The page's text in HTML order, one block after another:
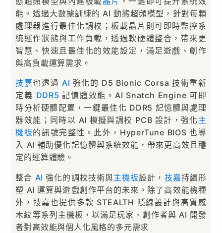
能。透過大數據訓練的 AI 動態超頻模型，針對每顆
處理器進行最佳化調校；板載晶片則可即時監控系
統運作狀態與工作負載，透過軟硬體整合，帶來更
智慧、快速且最佳化的效能設定，滿足遊戲、創作
與高負載運算需求。
技嘉也透過 AI 強化的 D5 Bionic Corsa 技術重新
定義 DDR5 記憶體效能。AI Snatch Engine 可即
時分析硬體配置，一鍵最佳化 DDR5 記憶體與處理
器效能；同時以 AI 模擬與調校 PCB 設計，強化 主
機板的訊號完整性。此外，HyperTune BIOS 也導
入 AI 輔助優化記憶體與系統效能，帶來更高效且穩
定的運算體驗。
整合 AI 強化的調校技術與主機板設計， 技嘉持續形
塑 AI 運算與遊戲創作平台的未來。除了高效能機種
外，技嘉也提供多款 STEALTH 隱線設計與高質感
木紋等系列主機板，以滿足玩家、創作者與 AI 開發
者對高效能與個人化風格的多元需求